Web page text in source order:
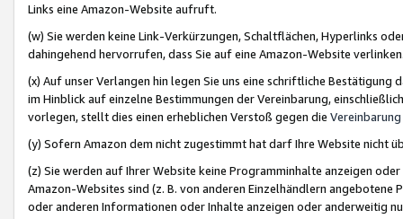
Links eine Amazon-Website aufruft.
(w) Sie werden keine Link-Verkürzungen, Schaltflächen, Hyperlinks
dahingehend hervorrufen, dass Sie auf eine Amazon-Website
(x) Auf unser Verlangen hin legen Sie uns eine schriftliche
im Hinblick auf einzelne Bestimmungen der Vereinbarung,
vorlegen, stellt dies einen erheblichen Verstoß gegen die Vereinbarung
(y) Sofern Amazon dem nicht zugestimmt hat darf Ihre Website nicht
(z) Sie werden auf Ihrer Website keine Programminhalte anzeigen
Amazon-Websites sind (z. B. von anderen Einzelhändlern
oder anderen Informationen oder Inhalte anzeigen oder anderweitig